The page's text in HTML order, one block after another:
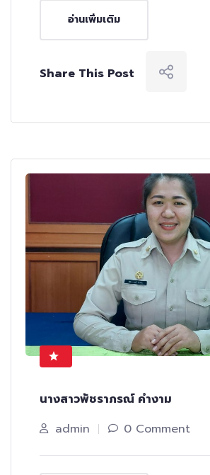
อ่านเพิ่มเติม
Share This Post
นางสาวพัชราภรณ์ คำงาม
admin
0 Comment